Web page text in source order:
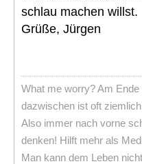
schlau machen willst.
Grüße, Jürgen
What me worry? Am
dazwischen ist oft
Also immer nach vorne
denken! Hilft mehr als
Man kann dem Leben